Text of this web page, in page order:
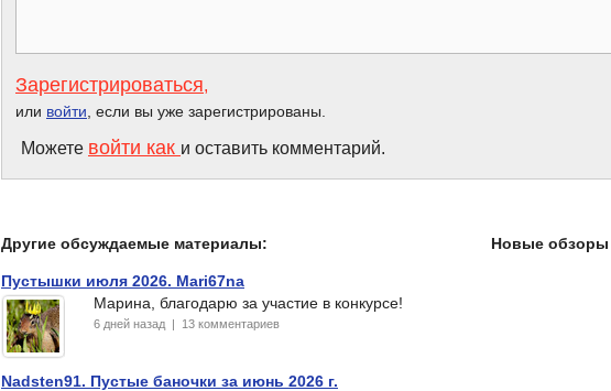
Зарегистрироваться,
или войти , если вы уже зарегистрированы.
Можете войти как и оставить комментарий.
Другие обсуждаемые материалы:
Пустышки июля 2026. Mari67na
Марина, благодарю за участие в конкурсе!
6 дней назад | 13 комментариев
Nadsten91. Пустые баночки за июнь 2026 г.
Новые обзоры